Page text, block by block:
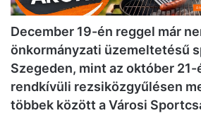
December 19-én reggel már
önkormányzati üzemeltetésű
Szegeden, mint az október
rendkívüli rezsiközgyűlésen
többek között a Városi